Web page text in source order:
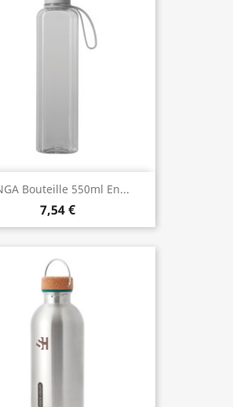
Bouteille 550ml En...
7,54 €